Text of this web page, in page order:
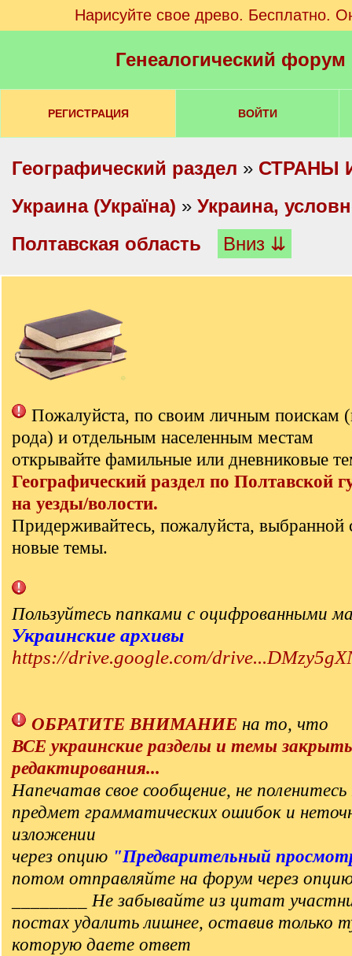
Нарисуйте свое древо. Бесплатно.
Генеалогический
РЕГИСТРАЦИЯ ВОЙТИ
Географический раздел » СТРАНЫ
Украина (Україна) » Украина,
Полтавская область
Вниз ⇊
Пожалуйста, по своим личным поискам
рода) и отдельным населенным местам
открывайте фамильные или дневниковые
Географический раздел по Полтавской
на уезды/волости.
Придерживайтесь, пожалуйста, выбранной
новые темы.
Пользуйтесь папками с оцифрованными
Украинские архивы
https://drive.google.com/
ОБРАТИТЕ ВНИМАНИЕ на то, что
ВСЕ украинские разделы и темы
редактирования...
Напечатав свое сообщение, не
предмет грамматических ошибок и
изложении
через опцию "Предварительный
потом отправляйте на форум через
________ Не забывайте из цитат
постах удалить лишнее, оставив только
которую даете ответ